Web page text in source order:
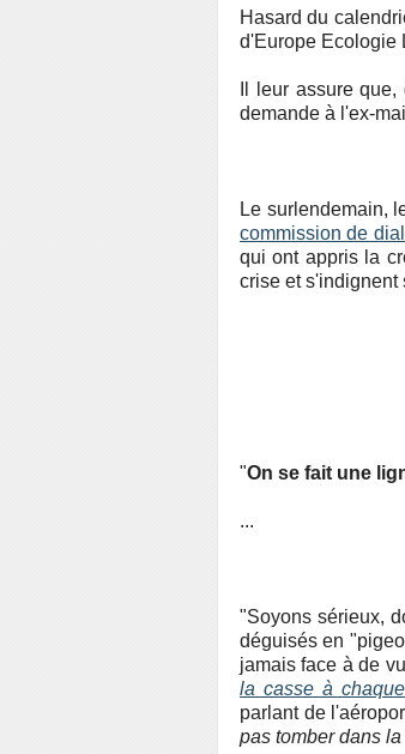
Hasard du
d'Europe Ecologie
Il leur assure
demande à l'ex-
Le surlendemain,
commission de
qui ont appris la
crise et s'indignent
"On se fait une
...
"Soyons sérieux,
déguisés en
jamais face à de
la casse à
parlant de
pas tomber dans